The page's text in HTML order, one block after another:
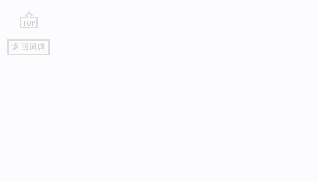
go
top
返回词典